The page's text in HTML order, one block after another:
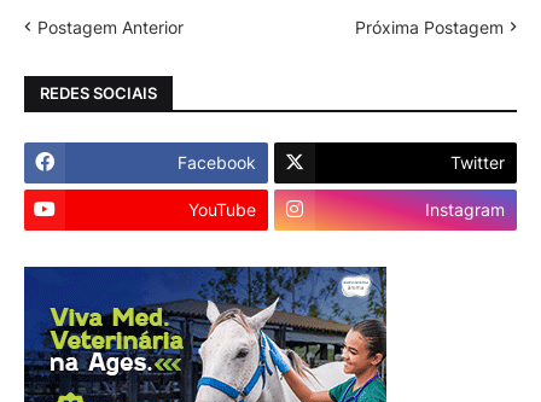
Postagem Anterior Próxima Postagem
REDES SOCIAIS
Facebook Twitter
YouTube Instagram